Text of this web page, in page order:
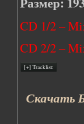
CD 1/2 –
CD 2/2 –
Скачать